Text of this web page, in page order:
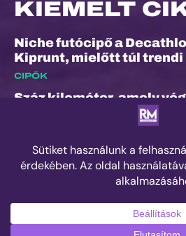
KIEMELT
Niche futócipő a
Kiprunt, mielőtt túl trendi
CIPŐK
Száz kilométer, amely
Kilian Jornet hiánya
Sierre-Zinal varázsát,
jöhet a négyezres
ESEMÉNYEK